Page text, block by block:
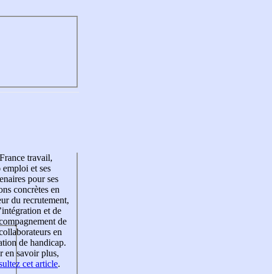
travail,
emploi et ses
pour ses
concrètes en
du recrutement,
et de
de
en
de handicap.
en savoir plus,
cet article.